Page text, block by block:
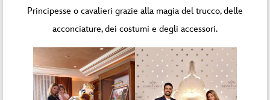
Principesse o cavalieri grazie alla magia del trucco, delle
acconciature, dei costumi e degli accessori.